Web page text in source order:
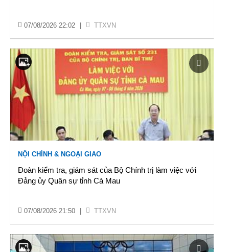
07/08/2026 22:02 TTXVN
NỘI CHÍNH & NGOẠI GIAO
Đoàn kiểm tra, giám sát của Bộ Chính trị làm việc với
Đảng ủy Quân sự tỉnh Cà Mau
07/08/2026 21:50 TTXVN